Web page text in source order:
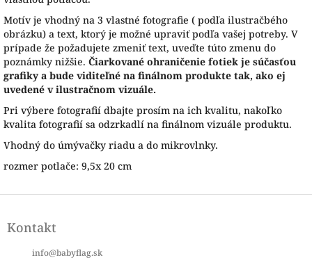
Motív je vhodný na 3 vlastné fotografie ( podľa ilustračbého
obrázku) a text, ktorý je možné upraviť podľa vašej potreby. V
prípade že požadujete zmeniť text, uveďte túto zmenu do
poznámky nižšie. Čiarkované ohraničenie fotiek je súčasťou
grafiky a bude viditeľné na finálnom produkte tak, ako ej
uvedené v ilustračnom vizuále.
Pri výbere fotografií dbajte prosím na ich kvalitu, nakoľko
kvalita fotografií sa odzrkadlí na finálnom vizuále produktu.
Vhodný do úmývačky riadu a do mikrovlnky.
rozmer potlače: 9,5x 20 cm
pKontakt
info@babyflag.sk